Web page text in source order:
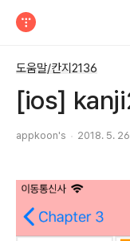
도움말/칸지2136
[ios]
appkoon's 2018. 5.